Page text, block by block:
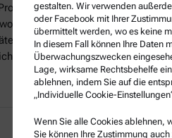
Seit 2019 ist er als
für kontinuierliche
sowie für die Rheometer
genutzt werden.
gestalten. Wir verwenden
oder Facebook mit Ihrer
übermittelt werden, wo es keine
In diesem Fall können Ihre Daten
Überwachungszwecken
Lage, wirksame Rechtsbehelfe
ablehnen, indem Sie auf die
„Individuelle Cookie-
Wenn Sie alle Cookies ablehnen,
Sie können Ihre Zustimmung